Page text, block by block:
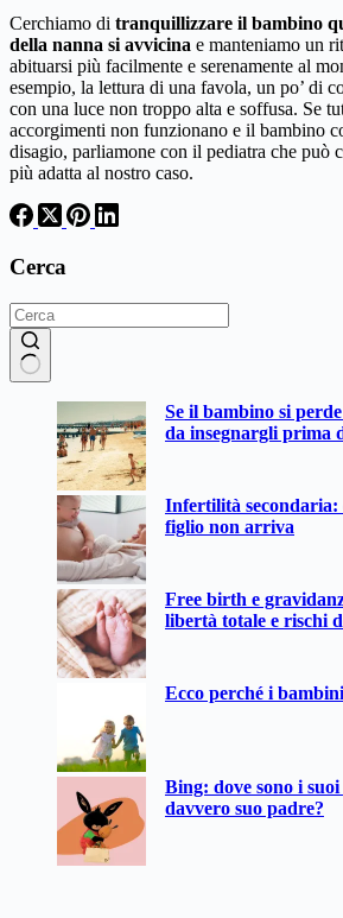
Cerchiamo di tranquillizzare il bambino
della nanna si avvicina e manteniamo un
abituarsi più facilmente e serenamente al
esempio, la lettura di una favola, un po’ di
con una luce non troppo alta e soffusa. Se
accorgimenti non funzionano e il bambino
disagio, parliamone con il pediatra che può
più adatta al nostro caso.
Cerca
Se il bambino si
da insegnargli prima
Infertilità secondaria:
figlio non arriva
Free birth e
libertà totale e rischi
Ecco perché i
Bing: dove sono i
davvero suo padre?